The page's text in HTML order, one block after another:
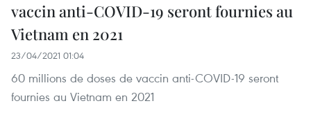
vaccin anti-COVID-19 seront fournies au
Vietnam en 2021
23/04/2021 01:04
60 millions de doses de vaccin anti-COVID-19 seront
fournies au Vietnam en 2021